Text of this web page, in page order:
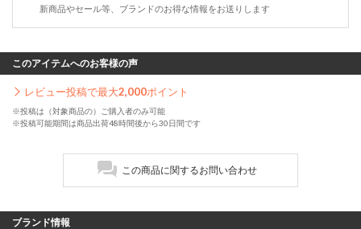
新商品やセール等、ブランドのお得な情報をお送りします
このアイテムへのお客様の声
レビュー投稿で最大2,000ポイント
※投稿は（対象商品の）ご購入者のみ可能
※投稿可能期間は商品出荷48時間後から30日間です
この商品に関するお問い合わせ
ブランド情報